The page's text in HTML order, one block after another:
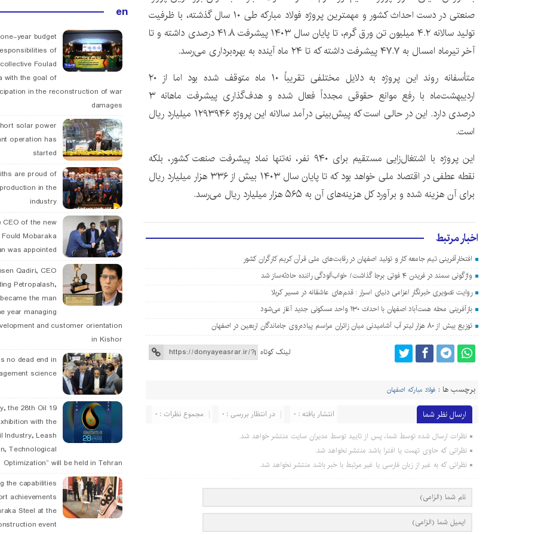
صنعتی در دست احداث کشور و مهمترین پروژه فولاد مبارکه طی ۱۰ سال گذشته، با ظرفیت
تولید سالانه ۴.۲ میلیون تن ورق گرم، تا پایان سال ۱۴۰۳ پیشرفت ۴۱.۸ درصدی داشته و تا
آخر تیرماه امسال به ۴۷.۷ پیشرفت داشته که تا ۲۴ ماه آینده به بهره‌برداری می‌رسد.
متأسفانه روند این پروژه به دلایل مختلفی تقریباً ۱۰ ماه متوقف شده بود اما از ۲۰
اردیبهشت‌ماه با رفع موانع حقوقی مجدداً فعال شده و هدف‌گذاری پیشرفت ماهانه ۳
درصدی دارد. این در حالی است که پیش‌بینی درآمد سالانه این پروژه ۱۲۹۳۹۴۶ میلیارد ریال
است.
این پروژه با اشتغال‌زایی مستقیم برای ۹۴۰ نفر، نه‌تنها نماد پیشرفت صنعت کشور، بلکه
نقطه‌ عطفی در اقتصاد ملی خواهد بود که تا پایان سال ۱۴۰۳ بیش از ۳۳۶ هزار میلیارد ریال
برای آن هزینه شده و برآورد کل هزینه‌های آن به ۵۶۵ هزار میلیارد ریال می‌رسد.
اخبار مرتبط
افتخارآفرینی تیم جامعه کار و تولید اصفهان در رقابت‌های ملی قرآن کریم کارگران کشور
واژگونی سمند در فریدن ۴ فوتی برجا گذاشت/ خواب‌آلودگی راننده حادثه‌ساز شد
روایت تصویری خبرنگار اعزامی دنیای اسرار : قدم‌های عاشقانه در مسیر کربلا
بازآفرینی محله همت‌آباد اصفهان با احداث ۱۳۰ واحد مسکونی جدید آغاز می‌شود
توزیع بیش از ۸۰ هزار لیتر آب آشامیدنی میان زائران مراسم پیاده‌روی جاماندگان اربعین در اصفهان
لینک کوتاه
برچسب ها : فولاد مبارکه اصفهان
ارسال نظر شما مجموع نظرات : 0 در انتظار بررسی : 0 انتشار یافته : 0
نظرات ارسال شده توسط شما، پس از تایید توسط مدیران سایت منتشر خواهد شد.
نظراتی که حاوی تهمت یا افترا باشد منتشر نخواهد شد.
نظراتی که به غیر از زبان فارسی یا غیر مرتبط با خبر باشد منتشر نخواهد شد.
en
year budget
of
collective Foulad
with the goal of
in the reconstruction of war
damages
solar power
operation has
started
are proud of
in the
industry
CEO of the new
Mobaraka
was appointed
Qadiri, CEO
Petropalash,
the man
year managing
and customer orientation
in Kishor
no dead end in
science
the 28th Oil
with the
Industry, Leash
Technological
Optimization” will be held in Tehran
the capabilities
achievements
Steel at the
event